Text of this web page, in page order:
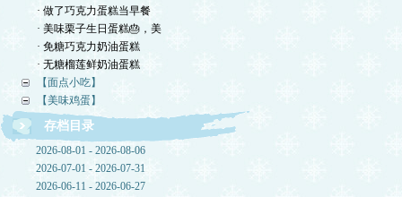
· 做了巧克力蛋糕当早餐
· 美味栗子生日蛋糕🎂，美
· 免糖巧克力奶油蛋糕
· 无糖榴莲鲜奶油蛋糕
【面点小吃】
【美味鸡蛋】
存档目录
2026-08-01 - 2026-08-06
2026-07-01 - 2026-07-31
2026-06-11 - 2026-06-27